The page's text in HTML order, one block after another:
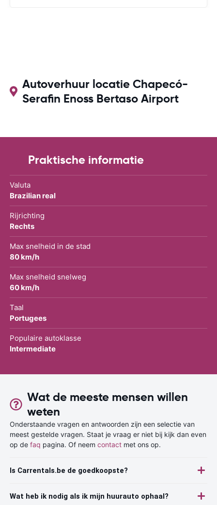
Autoverhuur locatie Chapecó-
Serafin Enoss Bertaso Airport
Praktische informatie
Valuta
Brazilian real
Rijrichting
Rechts
Max snelheid in de stad
80 km/h
Max snelheid snelweg
60 km/h
Taal
Portugees
Populaire autoklasse
Intermediate
Wat de meeste mensen willen
weten
Onderstaande vragen en antwoorden zijn een selectie van
meest gestelde vragen. Staat je vraag er niet bij kijk dan even
op de faq pagina. Of neem contact met ons op.
Is Carrentals.be de goedkoopste?
Wat heb ik nodig als ik mijn huurauto ophaal?